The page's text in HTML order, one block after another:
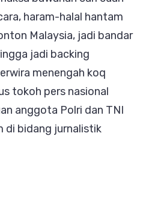
haram-halal hantam
Malaysia, jadi bandar
jadi backing
menengah koq
tokoh pers nasional
anggota Polri dan TNI
di bidang jurnalistik